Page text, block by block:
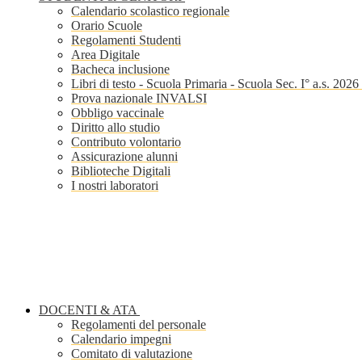
Calendario scolastico regionale
Orario Scuole
Regolamenti Studenti
Area Digitale
Bacheca inclusione
Libri di testo - Scuola Primaria - Scuola Sec. I° a.s. 2026
Prova nazionale INVALSI
Obbligo vaccinale
Diritto allo studio
Contributo volontario
Assicurazione alunni
Biblioteche Digitali
I nostri laboratori
DOCENTI & ATA
Regolamenti del personale
Calendario impegni
Comitato di valutazione